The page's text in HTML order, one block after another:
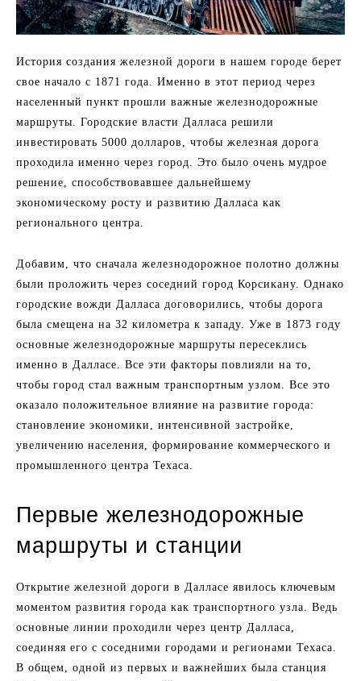
История создания железной дороги в нашем городе берет
свое начало с 1871 года. Именно в этот период через
населенный пункт прошли важные железнодорожные
маршруты. Городские власти Далласа решили
инвестировать 5000 долларов, чтобы железная дорога
проходила именно через город. Это было очень мудрое
решение, способствовавшее дальнейшему
экономическому росту и развитию Далласа как
регионального центра.
Добавим, что сначала железнодорожное полотно должны
были проложить через соседний город Корсикану. Однако
городские вожди Далласа договорились, чтобы дорога
была смещена на 32 километра к западу. Уже в 1873 году
основные железнодорожные маршруты пересеклись
именно в Далласе. Все эти факторы повлияли на то,
чтобы город стал важным транспортным узлом. Все это
оказало положительное влияние на развитие города:
становление экономики, интенсивной застройке,
увеличению населения, формирование коммерческого и
промышленного центра Техаса.
Первые железнодорожные
маршруты и станции
Открытие железной дороги в Далласе явилось ключевым
моментом развития города как транспортного узла. Ведь
основные линии проходили через центр Далласа,
соединяя его с соседними городами и регионами Техаса.
В общем, одной из первых и важнейших была станция